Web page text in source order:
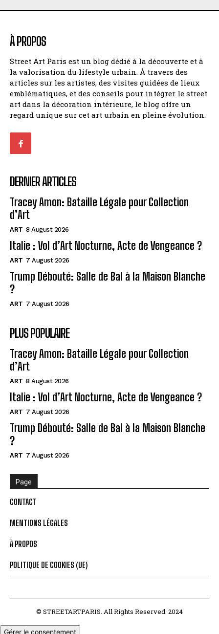
À PROPOS
Street Art Paris est un blog dédié à la découverte et à
la valorisation du lifestyle urbain. À travers des
articles sur les artistes, des visites guidées de lieux
emblématiques, et des conseils pour intégrer le street
art dans la décoration intérieure, le blog offre un
regard unique sur cet art urbain en pleine évolution.
DERNIER ARTICLES
Tracey Amon: Bataille Légale pour Collection
d’Art
ART 8 August 2026
Italie : Vol d’Art Nocturne, Acte de Vengeance ?
ART 7 August 2026
Trump Débouté: Salle de Bal à la Maison Blanche
?
ART 7 August 2026
PLUS POPULAIRE
Tracey Amon: Bataille Légale pour Collection
d’Art
ART 8 August 2026
Italie : Vol d’Art Nocturne, Acte de Vengeance ?
ART 7 August 2026
Trump Débouté: Salle de Bal à la Maison Blanche
?
ART 7 August 2026
Page
CONTACT
MENTIONS LÉGALES
À PROPOS
POLITIQUE DE COOKIES (UE)
© STREETARTPARIS. All Rights Reserved. 2024
Gérer le consentement